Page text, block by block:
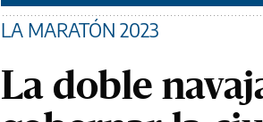
LA MARATÓN 2023
La doble